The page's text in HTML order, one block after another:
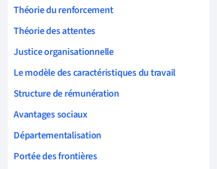
Théorie du renforcement
Théorie des attentes
Justice organisationnelle
Le modèle des caractéristiques du travail
Structure de rémunération
Avantages sociaux
Départementalisation
Portée des frontières